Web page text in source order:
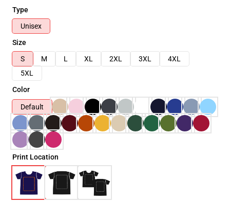
Type
Unisex
Size
S
M L XL 2XL 3XL
4XL
5XL
Color
Default
Print Location